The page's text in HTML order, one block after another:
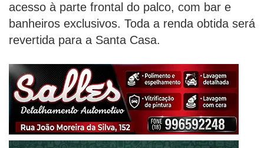
acesso à parte frontal do palco, com bar e
banheiros exclusivos. Toda a renda obtida será
revertida para a Santa Casa.